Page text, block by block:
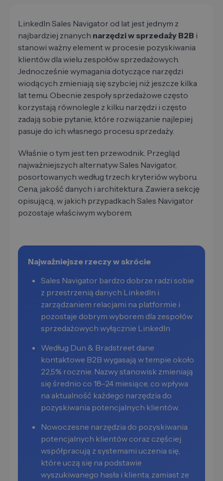
LinkedIn Sales Navigator od lat jest jednym z
najbardziej znanych narzędzi w sprzedaży B2B i
stanowi ważny element w procesie pozyskiwania
klientów dla wielu zespołów sprzedażowych.
Jednocześnie wymagania dotyczące narzędzi
wiodących zmieniają się szybciej niż jeszcze kilka
lat temu. Obecnie zespoły sprzedażowe często
korzystają równolegle z kilku narzędzi i często
zadają sobie pytanie, które rozwiązanie najlepiej
pasuje do ich własnego procesu sprzedaży.
Właśnie o tym jest ten przewodnik. Przegląd
najważniejszych alternatyw Sales Navigator,
posortowanych według trzech kryteriów wyboru.
Cena, jakość danych i architektura. Zawiera sekcję
opisującą, w jakich przypadkach Sales Navigator
pozostaje właściwym wyborem.
Najważniejsze rzeczy w skrócie
Sales Navigator bardzo dobrze radzi sobie
z przestrzenią danych LinkedIn i
zarządzaniem relacjami na platformie i
pozostaje dobrym wyborem dla zespołów
sprzedażowych wyłącznie LinkedIn
Według Dun & Bradstreet dane
kontaktowe B2B wygasają w tempie około
22,5% rocznie. Nazwy stanowisk zmieniają
się średnio co 18–24 miesiące, co wpływa
na aktualność każdego narzędzia do
pozyskiwania potencjalnych klientów.
Nowoczesne narzędzia do pozyskiwania
potencjalnych klientów coraz częściej
współpracują z systemami uczenia się,
które uczą się na podstawie
wyszukiwanego hasła i klienta, zamiast ze